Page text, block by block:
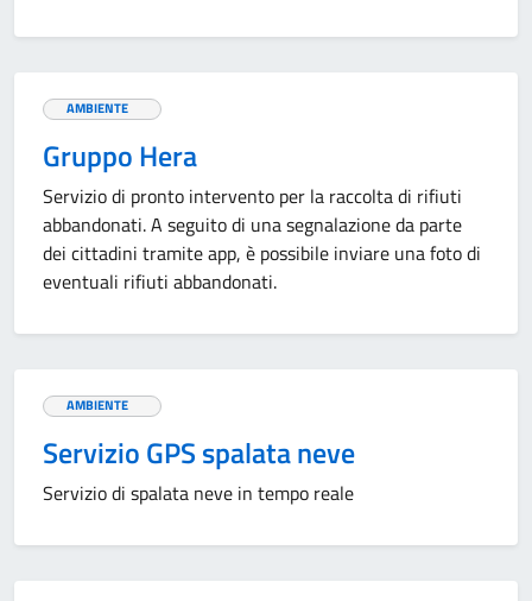
AMBIENTE
Gruppo Hera
Servizio di pronto intervento per la raccolta di rifiuti
abbandonati. A seguito di una segnalazione da parte
dei cittadini tramite app, è possibile inviare una foto di
eventuali rifiuti abbandonati.
AMBIENTE
Servizio GPS spalata neve
Servizio di spalata neve in tempo reale